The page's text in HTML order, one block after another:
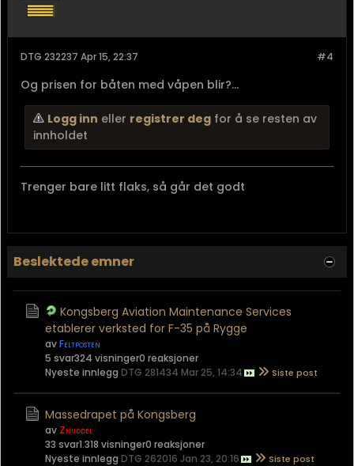
#4
DTG 232237 Apr 15, 22:37
Og prisen for båten med våpen blir?...
Logg inn eller registrer deg for å se resten av
innholdet
Trenger bare litt flaks, så går det godt
Beslektede emner
Kongsberg Aviation Maintenance Services
etablerer verksted for F-35 på Rygge
avFeltposten
5 svar324 visninger0 reaksjoner
Nyeste innlegg DTG 281434 Mar 25, 14:34
Massedrapet på Kongsberg
av Znuddel
33 svar1.318 visninger0 reaksjoner
Nyeste innlegg DTG 262016 Jan 23, 20:16